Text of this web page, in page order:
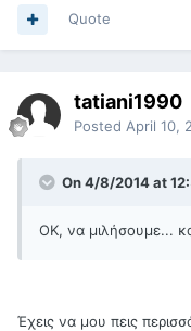
Quote
tatiani1990
Posted April 10,
On 4/8/2014 at
OK, να μιλήσουμε...
Έχεις να μου πεις